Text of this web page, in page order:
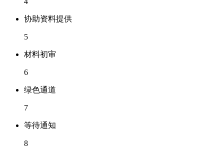
协助资料提供
5
材料初审
6
绿色通道
7
等待通知
8